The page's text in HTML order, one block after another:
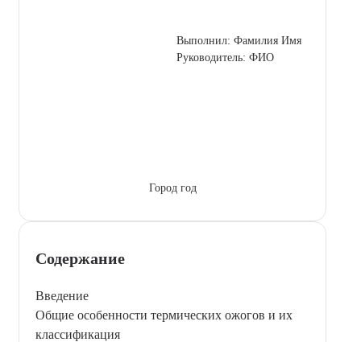
Выполнил: Фамилия Имя
Руководитель: ФИО
Город год
Содержание
Введение
Общие особенности термических ожогов и их
классификация